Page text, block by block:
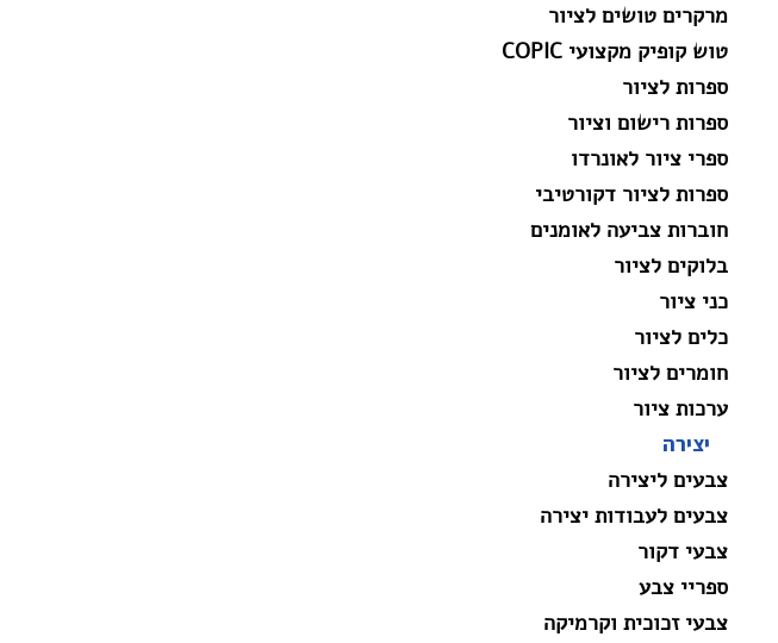
מרקרים טושים לציור
טוש קופיק מקצועי COPIC
ספרות לציור
ספרות רישום וציור
ספרי ציור לאונרדו
ספרות לציור דקורטיבי
חוברות צביעה לאומנים
בלוקים לציור
כני ציור
כלים לציור
חומרים לציור
ערכות ציור
יצירה
צבעים ליצירה
צבעים לעבודות יצירה
צבעי דקור
ספריי צבע
צבעי זכוכית וקרמיקה